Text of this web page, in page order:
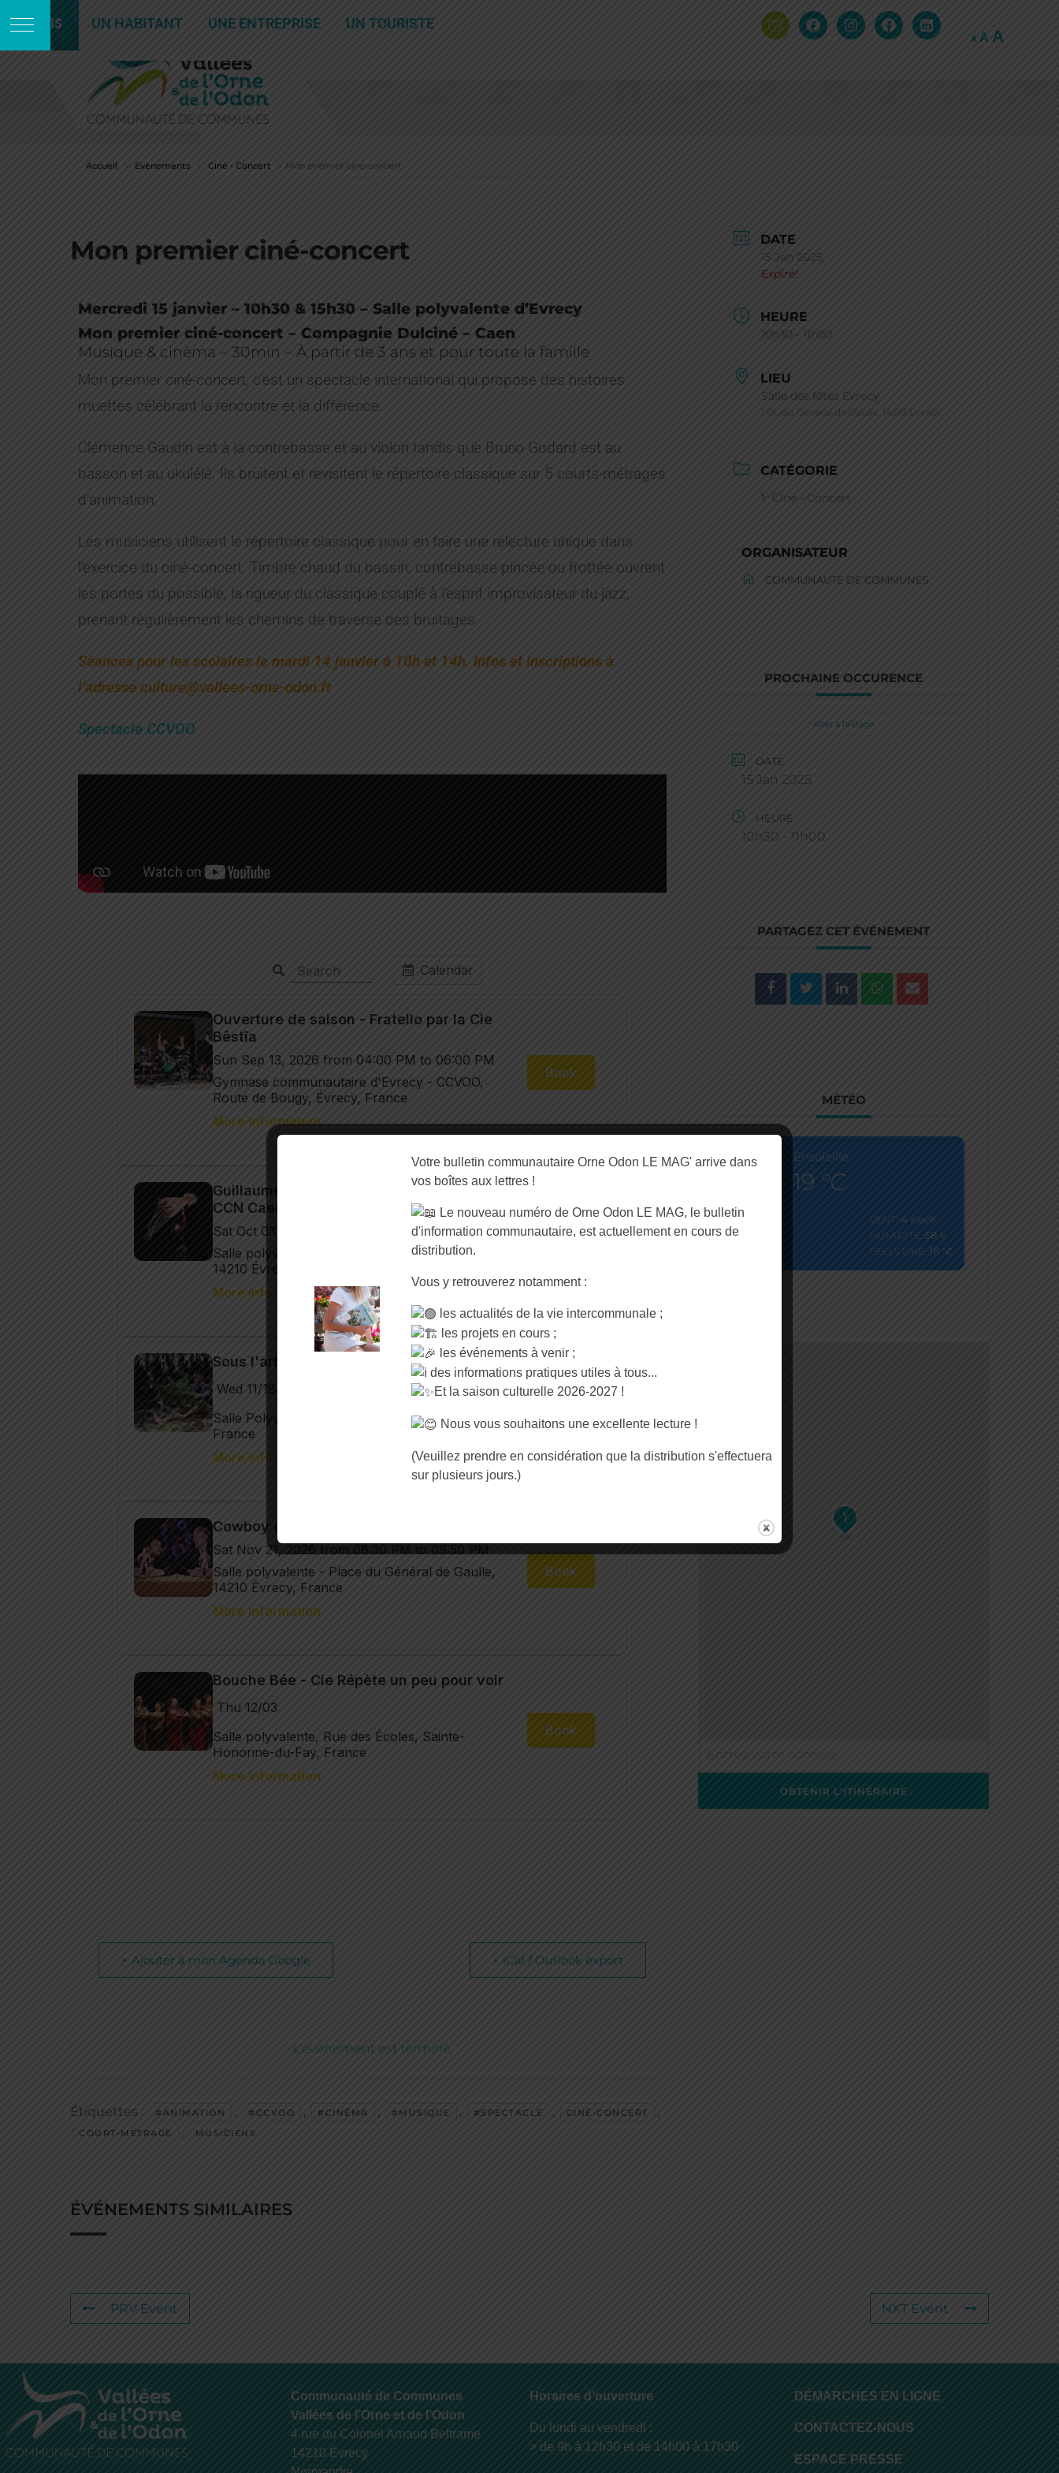
JE SUIS UN HABITANT UNE ENTREPRISE UN TOURISTE
A A A
Accueil Evènements Ciné - Concert Mon premier ciné-concert
Mon premier ciné-concert
Mercredi 15 janvier – 10h30 & 15h30 – Salle polyvalente d’Evrecy
Mon premier ciné-concert – Compagnie Dulciné – Caen
Musique & cinéma – 30min – À partir de 3 ans et pour toute la famille
Mon premier ciné-concert, c’est un spectacle international qui propose des histoires
muettes célébrant la rencontre et la différence.
Clémence Gaudin est à la contrebasse et au violon tandis que Bruno Godard est au
basson et au ukulélé. Ils bruitent et revisitent le répertoire classique sur 5 courts-métrages
d’animation.
Les musiciens utilisent le répertoire classique pour en faire une relecture unique dans
l’exercice du ciné-concert. Timbre chaud du bassin, contrebasse pincée ou frottée ouvrent
les portes du possible, la rigueur du classique couplé à l’esprit improvisateur du jazz,
prenant régulièrement les chemins de traverse des bruitages.
Séances pour les scolaires le mardi 14 janvier à 10h et 14h. Infos et inscriptions à
l’adresse culture@vallees-orne-odon.fr
Spectacle CCVOO
+ Ajouter à mon Agenda Google + iCal / Outlook export
L'événement est terminé.
Étiquettes : #ANIMATION #CCVOO , #CINÉMA , #MUSIQUE , #SPECTACLE , CINÉ-CONCERT ,
COURT-MÉTRAGE MUSICIENS
DATE
15 Jan 2025
Expiré!
HEURE
10h30 - 11h00
LIEU
Salle des fêtes Évrecy
1 Pl. du Général de Gaulle, 14210 Évrecy
CATÉGORIE
Ciné - Concert
ORGANISATEUR
COMMUNAUTÉ DE COMMUNES
PROCHAINE OCCURENCE
Aller à la Page
DATE
15 Jan 2025
HEURE
10h30 - 11h00
PARTAGEZ CET ÉVÉNEMENT
MÉTÉO
Ensoleillé
19 °C
VENT: 4Km/h
HUMIDITÉ: 58%
FEELS LIKE: 18°C
1
ÉVÉNEMENTS SIMILAIRES
PRV Event NXT Event
Communauté de Communes
Vallées de l’Orne et de l’Odon
4 rue du Colonel Arnaud Beltrame
14210 Évrecy
Horaires d’ouverture
Du lundi au vendredi :
> de 9h à 12h30 et de 14h00 à 17h30
DÉMARCHES EN LIGNE
CONTACTEZ-NOUS
ESPACE PRESSE
Votre bulletin communautaire Orne Odon LE MAG' arrive dans
vos boîtes aux lettres !
Le nouveau numéro de Orne Odon LE MAG, le bulletin
d'information communautaire, est actuellement en cours de
distribution.
Vous y retrouverez notamment :
les actualités de la vie intercommunale ;
les projets en cours ;
les événements à venir ;
des informations pratiques utiles à tous...
Et la saison culturelle 2026-2027 !
Nous vous souhaitons une excellente lecture !
(Veuillez prendre en considération que la distribution s'effectuera
sur plusieurs jours.)